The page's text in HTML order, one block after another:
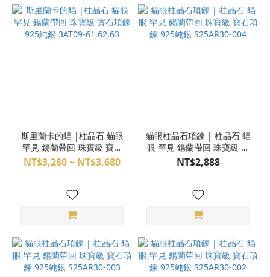
斯里蘭卡的貓 |柱晶石 貓眼
罕見 鍚蘭帶回 珠寶級 寶石
項鍊 925純銀 3AT09-
NT$3,280 ~ NT$3,680
貓眼柱晶石項鍊 | 柱晶石 貓
眼 罕見 鍚蘭帶回 珠寶級 寶
石項鍊 925純銀 S25AR30-
004
NT$2,888